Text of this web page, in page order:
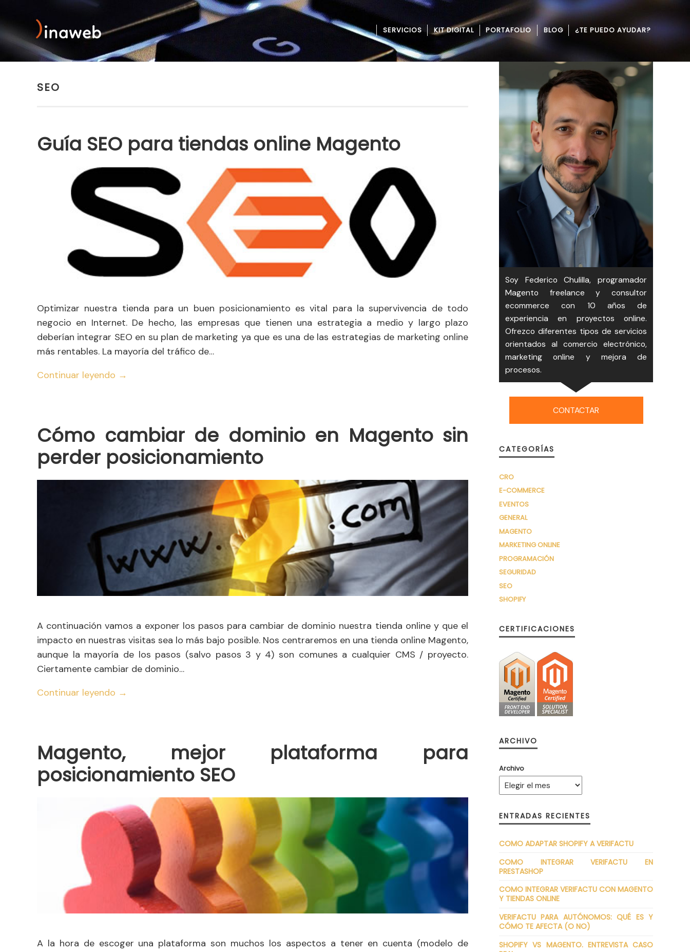
SERVICIOS KIT DIGITAL PORTAFOLIO BLOG ¿TE PUEDO AYUDAR?
SEO
Guía SEO para tiendas online Magento
Optimizar nuestra tienda para un buen posicionamiento es vital para la supervivencia de todo
negocio en Internet. De hecho, las empresas que tienen una estrategia a medio y largo plazo
deberían integrar SEO en su plan de marketing ya que es una de las estrategias de marketing online
más rentables. La mayoría del tráfico de…
Continuar leyendo →
Cómo cambiar de dominio en Magento sin
perder posicionamiento
A continuación vamos a exponer los pasos para cambiar de dominio nuestra tienda online y que el
impacto en nuestras visitas sea lo más bajo posible. Nos centraremos en una tienda online Magento,
aunque la mayoría de los pasos (salvo pasos 3 y 4) son comunes a cualquier CMS / proyecto.
Ciertamente cambiar de dominio…
Continuar leyendo →
Magento, mejor plataforma para
posicionamiento SEO
A la hora de escoger una plataforma son muchos los aspectos a tener en cuenta (modelo de
Soy Federico Chulilla, programador
Magento freelance y consultor
ecommerce con 10 años de
experiencia en proyectos online.
Ofrezco diferentes tipos de servicios
orientados al comercio electrónico,
marketing online y mejora de
procesos.
CONTACTAR
CATEGORÍAS
CRO
E-COMMERCE
EVENTOS
GENERAL
MAGENTO
MARKETING ONLINE
PROGRAMACIÓN
SEGURIDAD
SEO
SHOPIFY
CERTIFICACIONES
ARCHIVO
Archivo
ENTRADAS RECIENTES
COMO ADAPTAR SHOPIFY A VERIFACTU
COMO INTEGRAR VERIFACTU EN
PRESTASHOP
COMO INTEGRAR VERIFACTU CON MAGENTO
Y TIENDAS ONLINE
VERIFACTU PARA AUTÓNOMOS: QUÉ ES Y
CÓMO TE AFECTA (O NO)
SHOPIFY VS MAGENTO. ENTREVISTA CASO